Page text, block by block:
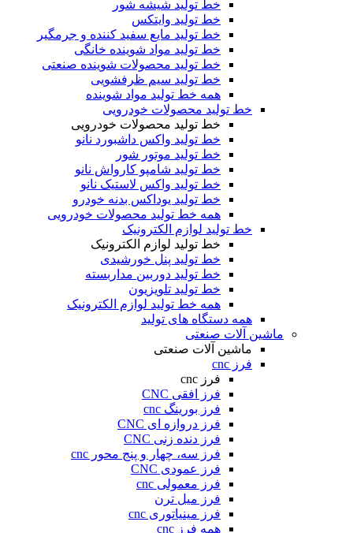
خط تولید شیشه شور
خط تولید وایتکس
خط تولید مایع سفید کننده و جرمگیر
خط تولید مواد شوینده خانگی
خط تولید محصولات شوینده صنعتی
خط تولید سیم ظرفشویی
همه خط تولید مواد شوینده
خط تولید محصولات خودرویی
خط تولید محصولات خودرویی
خط تولید واکس داشبورد نانو
خط تولید موتور شور
خط تولید شامپو کارواش نانو
خط تولید واکس لاستیک نانو
خط تولید یوداکس بدنه خودرو
همه خط تولید محصولات خودرویی
خط تولید لوازم الکترونیک
خط تولید لوازم الکترونیک
خط تولید پنل خورشیدی
خط تولید دوربین مداربسته
خط تولید تلویزیون
همه خط تولید لوازم الکترونیک
همه دستگاه های تولید
ماشین آلات صنعتی
ماشین آلات صنعتی
فرز cnc
فرز cnc
فرز افقی CNC
فرز بورینگ cnc
فرز دروازه ای CNC
فرز دنده زنی CNC
فرز سه، چهار و پنج محور cnc
فرز عمودی CNC
فرز معمولی cnc
فرز میل ترن
فرز مینیاتوری cnc
همه فرز cnc